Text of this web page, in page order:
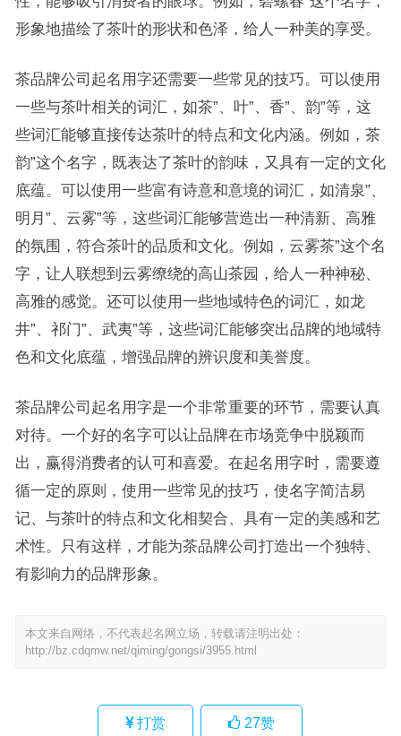
形象地描绘了茶叶的形状和色泽，给人一种美的享受。
茶品牌公司起名用字还需要一些常见的技巧。可以使用
一些与茶叶相关的词汇，如茶”、叶”、香”、韵”等，这
些词汇能够直接传达茶叶的特点和文化内涵。例如，茶
韵”这个名字，既表达了茶叶的韵味，又具有一定的文化
底蕴。可以使用一些富有诗意和意境的词汇，如清泉”、
明月”、云雾”等，这些词汇能够营造出一种清新、高雅
的氛围，符合茶叶的品质和文化。例如，云雾茶”这个名
字，让人联想到云雾缭绕的高山茶园，给人一种神秘、
高雅的感觉。还可以使用一些地域特色的词汇，如龙
井”、祁门”、武夷”等，这些词汇能够突出品牌的地域特
色和文化底蕴，增强品牌的辨识度和美誉度。
茶品牌公司起名用字是一个非常重要的环节，需要认真
对待。一个好的名字可以让品牌在市场竞争中脱颖而
出，赢得消费者的认可和喜爱。在起名用字时，需要遵
循一定的原则，使用一些常见的技巧，使名字简洁易
记、与茶叶的特点和文化相契合、具有一定的美感和艺
术性。只有这样，才能为茶品牌公司打造出一个独特、
有影响力的品牌形象。
本文来自网络，不代表起名网立场，转载请注明出处：
http://bz.cdqmw.net/qiming/gongsi/3955.html
打赏 27赞